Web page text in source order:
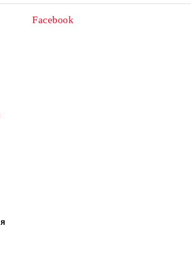
Facebook